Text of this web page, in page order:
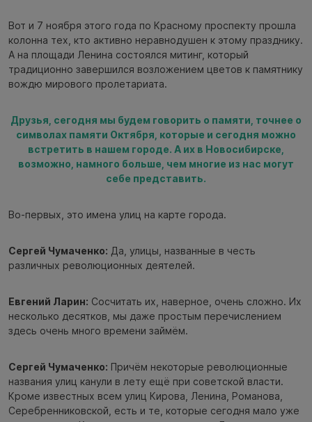
Вот и 7 ноября этого года по Красному проспекту прошла
колонна тех, кто активно неравнодушен к этому празднику.
А на площади Ленина состоялся митинг, который
традиционно завершился возложением цветов к памятнику
вождю мирового пролетариата.
Друзья, сегодня мы будем говорить о памяти, точнее о
символах памяти Октября, которые и сегодня можно
встретить в нашем городе. А их в Новосибирске,
возможно, намного больше, чем многие из нас могут
себе представить.
Во-первых, это имена улиц на карте города.
Сергей Чумаченко: Да, улицы, названные в честь
различных революционных деятелей.
Евгений Ларин: Сосчитать их, наверное, очень сложно. Их
несколько десятков, мы даже простым перечислением
здесь очень много времени займём.
Сергей Чумаченко: Причём некоторые революционные
названия улиц канули в лету ещё при советской власти.
Кроме известных всем улиц Кирова, Ленина, Романова,
Серебренниковской, есть и те, которые сегодня мало уже